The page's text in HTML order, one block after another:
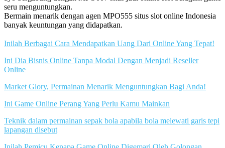
seru menguntungkan.
Bermain menarik dengan agen MPO555 situs slot online Indonesia
banyak keuntungan yang didapatkan.
Inilah Berbagai Cara Mendapatkan Uang Dari Online Yang Tepat!
Ini Dia Bisnis Online Tanpa Modal Dengan Menjadi Reseller
Online
Market Glory, Permainan Menarik Menguntungkan Bagi Anda!
Ini Game Online Perang Yang Perlu Kamu Mainkan
Teknik dalam permainan sepak bola apabila bola melewati garis tepi
lapangan disebut